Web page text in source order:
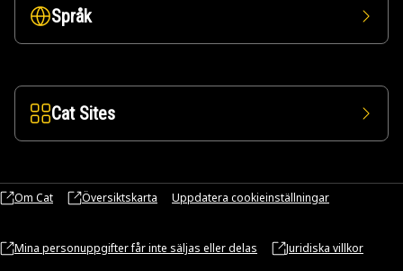
Språk
Cat Sites
Om Cat Översiktskarta Uppdatera cookieinställningar
Mina personuppgifter får inte säljas eller delas Juridiska villkor